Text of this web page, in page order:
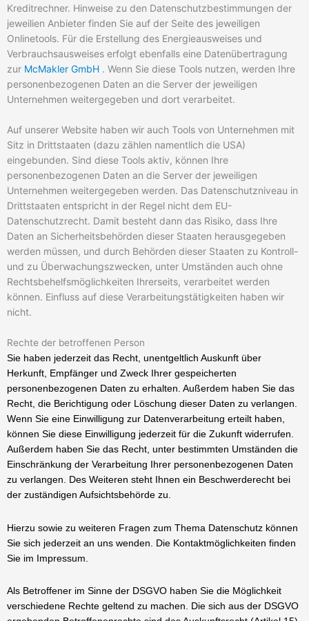
Kreditrechner. Hinweise zu den Datenschutzbestimmungen der
jeweilien Anbieter finden Sie auf der Seite des jeweiligen
Onlinetools. Für die Erstellung des Energieausweises und
Verbrauchsausweises erfolgt ebenfalls eine Datenübertragung
zur McMakler GmbH . Wenn Sie diese Tools nutzen, werden Ihre
personenbezogenen Daten an die Server der jeweiligen
Unternehmen weitergegeben und dort verarbeitet.
Auf unserer Website haben wir auch Tools von Unternehmen mit
Sitz in Drittstaaten (dazu zählen namentlich die USA)
eingebunden. Sind diese Tools aktiv, können Ihre
personenbezogenen Daten an die Server der jeweiligen
Unternehmen weitergegeben werden. Das Datenschutzniveau in
Drittstaaten entspricht in der Regel nicht dem EU-
Datenschutzrecht. Damit besteht dann das Risiko, dass Ihre
Daten an Sicherheitsbehörden dieser Staaten herausgegeben
werden müssen, und durch Behörden dieser Staaten zu Kontroll-
und zu Überwachungszwecken, unter Umständen auch ohne
Rechtsbehelfsmöglichkeiten Ihrerseits, verarbeitet werden
können. Einfluss auf diese Verarbeitungstätigkeiten haben wir
nicht.
Rechte der betroffenen Person
Sie haben jederzeit das Recht, unentgeltlich Auskunft über
Herkunft, Empfänger und Zweck Ihrer gespeicherten
personenbezogenen Daten zu erhalten. Außerdem haben Sie das
Recht, die Berichtigung oder Löschung dieser Daten zu verlangen.
Wenn Sie eine Einwilligung zur Datenverarbeitung erteilt haben,
können Sie diese Einwilligung jederzeit für die Zukunft widerrufen.
Außerdem haben Sie das Recht, unter bestimmten Umständen die
Einschränkung der Verarbeitung Ihrer personenbezogenen Daten
zu verlangen. Des Weiteren steht Ihnen ein Beschwerderecht bei
der zuständigen Aufsichtsbehörde zu.
Hierzu sowie zu weiteren Fragen zum Thema Datenschutz können
Sie sich jederzeit an uns wenden. Die Kontaktmöglichkeiten finden
Sie im Impressum.
Als Betroffener im Sinne der DSGVO haben Sie die Möglichkeit
verschiedene Rechte geltend zu machen. Die sich aus der DSGVO